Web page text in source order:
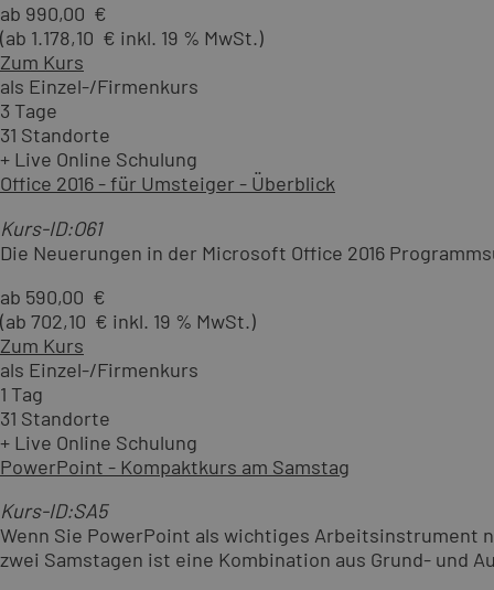
ab 990,00 €
(ab 1.178,10 € inkl. 19 % MwSt.)
Zum Kurs
als Einzel-/Firmenkurs
3 Tage
31 Standorte
+ Live Online Schulung
Office 2016 - für Umsteiger - Überblick
Kurs-ID:O61
Die Neuerungen in der Microsoft Office 2016
ab 590,00 €
(ab 702,10 € inkl. 19 % MwSt.)
Zum Kurs
als Einzel-/Firmenkurs
1 Tag
31 Standorte
+ Live Online Schulung
PowerPoint - Kompaktkurs am Samstag
Kurs-ID:SA5
Wenn Sie PowerPoint als wichtiges Arbeitsinstrument
zwei Samstagen ist eine Kombination aus Grund- und